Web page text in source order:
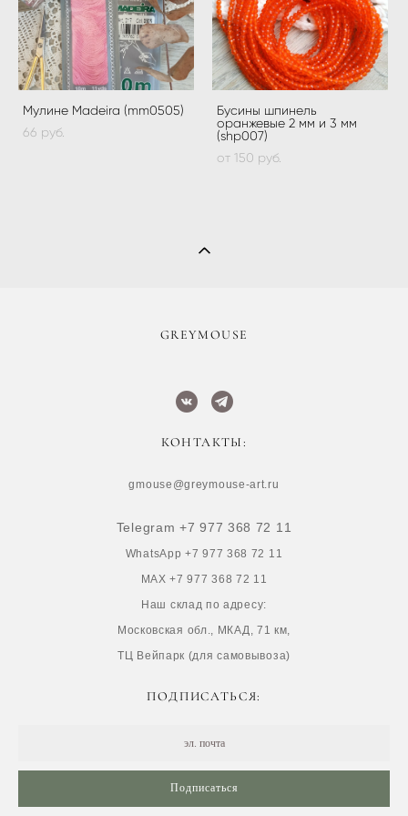
Мулине Madeira (mm0505)
66 pуб.
Бусины шпинель
оранжевые 2 мм и 3 мм
(shp007)
от 150 pуб.
​GREYMOUSE
КОНТАКТЫ:
gmouse@greymouse-art.ru
Telegram +7 977 368 72 11
WhatsApp +7 977 368 72 11
MAX +7 977 368 72 11
Наш склад по адресу:
Московская обл., МКАД, 71 км,
ТЦ Вейпарк (для самовывоза)
ПОДПИСАТЬСЯ:
Подписаться